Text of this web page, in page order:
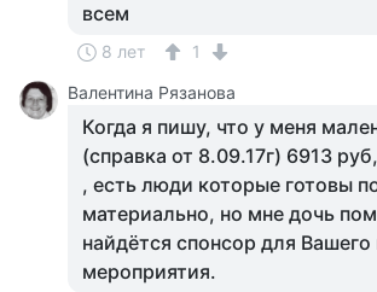
всем
8 лет
1
Валентина Рязанова
Когда я пишу, что у меня
(справка от 8.09.17г) 6913
, есть люди которые готовы
материально, но мне дочь
найдётся спонсор для Вашего
мероприятия.